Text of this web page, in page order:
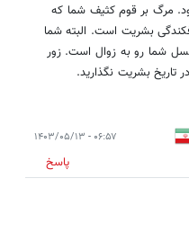
مرگ بر قوم کثیف شما که
بشریت است. البته شما
شما رو به زوال است. زور
تاریخ بشریت نگذارید.
۰۶:۵۷ - ۱۴۰۳/۰۵/۱۳
پاسخ